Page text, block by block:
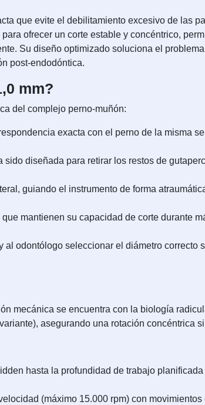
que evite el debilitamiento excesivo de las
ofrecer un corte estable y concéntrico,
Su diseño optimizado soluciona el
post-endodóntica.
mm?
del complejo perno-muñón:
exacta con el perno de la misma
sido diseñada para retirar los restos de
guiando el instrumento de forma
mantienen su capacidad de corte durante
odontólogo seleccionar el diámetro correcto
mecánica se encuentra con la biología
asegurando una rotación concéntrica
hasta la profundidad de trabajo
(máximo 15.000 rpm) con